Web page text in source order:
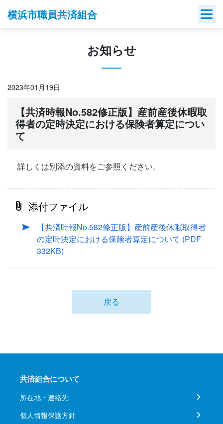
横浜市職員共済組合
お知らせ
2023年01月19日
【共済時報No.582修正版】産前産後休暇取
得者の定時決定における保険者算定につい
て
詳しくは別添の資料をご参照ください。
添付ファイル
【共済時報No.582修正版】産前産後休暇取得者
の定時決定における保険者算定について (PDF
332KB)
戻る
共済組合について
所在地・連絡先
個人情報保護方針